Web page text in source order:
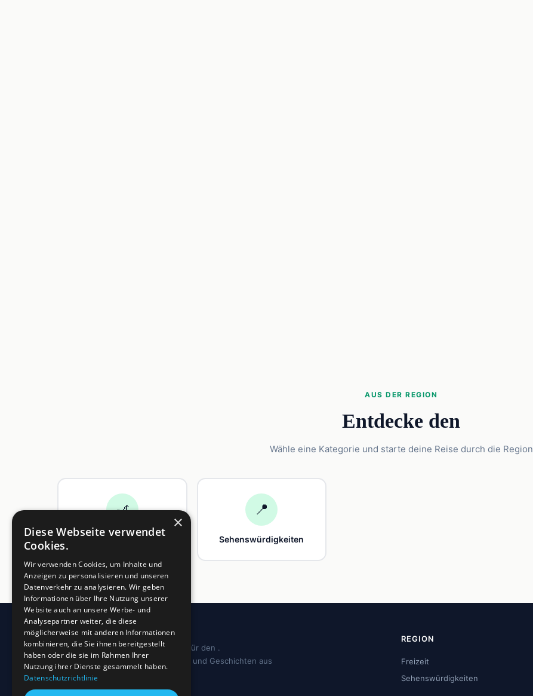
AUS DER REGION
Entdecke den
Wähle eine Kategorie und starte deine Reise durch die Region
🎢
Freizeit
📍
Sehenswürdigkeiten
Dein regionales Informationsportal für den .
Sehenswürdigkeiten, Ausflugstipps und Geschichten aus
deiner Region.
REGION
Freizeit
Sehenswürdigkeiten
×
Diese Webseite verwendet
Cookies.
Wir verwenden Cookies, um Inhalte und
Anzeigen zu personalisieren und unseren
Datenverkehr zu analysieren. Wir geben
Informationen über Ihre Nutzung unserer
Website auch an unsere Werbe- und
Analysepartner weiter, die diese
möglicherweise mit anderen Informationen
kombinieren, die Sie ihnen bereitgestellt
haben oder die sie im Rahmen Ihrer
Nutzung ihrer Dienste gesammelt haben.
Datenschutzrichtlinie